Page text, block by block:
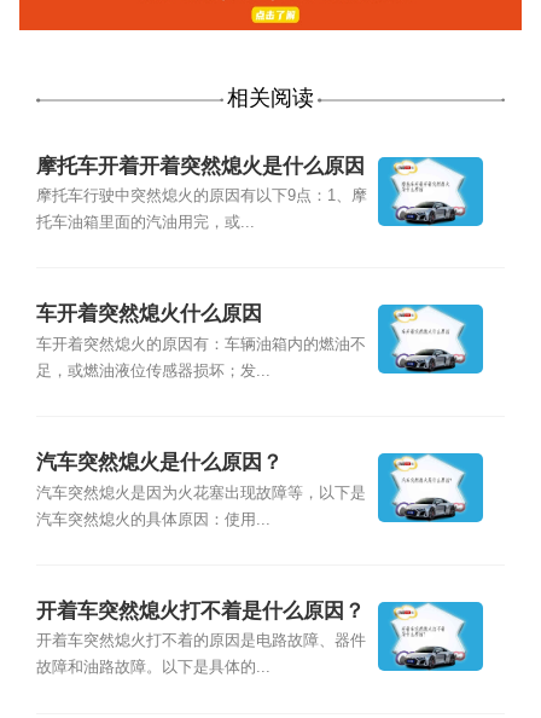
相关阅读
摩托车开着开着突然熄火是什么原因
摩托车行驶中突然熄火的原因有以下9点：1、摩
托车油箱里面的汽油用完，或...
车开着突然熄火什么原因
车开着突然熄火的原因有：车辆油箱内的燃油不
足，或燃油液位传感器损坏；发...
汽车突然熄火是什么原因？
汽车突然熄火是因为火花塞出现故障等，以下是
汽车突然熄火的具体原因：使用...
开着车突然熄火打不着是什么原因？
开着车突然熄火打不着的原因是电路故障、器件
故障和油路故障。以下是具体的...